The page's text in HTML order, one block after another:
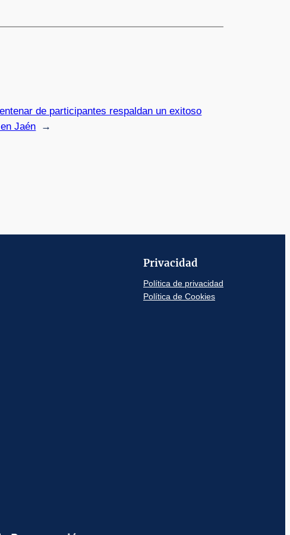
de participantes respaldan un exitoso
Jaén
→
Privacidad
Política de privacidad
Política de Cookies